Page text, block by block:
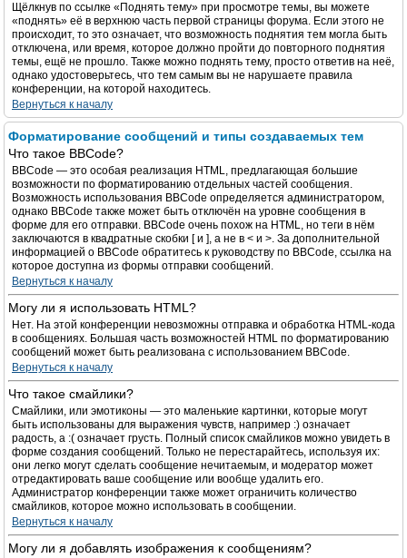
Щёлкнув по ссылке «Поднять тему» при просмотре темы, вы можете
«поднять» её в верхнюю часть первой страницы форума. Если этого не
происходит, то это означает, что возможность поднятия тем могла быть
отключена, или время, которое должно пройти до повторного поднятия
темы, ещё не прошло. Также можно поднять тему, просто ответив на неё,
однако удостоверьтесь, что тем самым вы не нарушаете правила
конференции, на которой находитесь.
Вернуться к началу
Форматирование сообщений и типы создаваемых тем
Что такое BBCode?
BBCode — это особая реализация HTML, предлагающая большие
возможности по форматированию отдельных частей сообщения.
Возможность использования BBCode определяется администратором,
однако BBCode также может быть отключён на уровне сообщения в
форме для его отправки. BBCode очень похож на HTML, но теги в нём
заключаются в квадратные скобки [ и ], а не в < и >. За дополнительной
информацией о BBCode обратитесь к руководству по BBCode, ссылка на
которое доступна из формы отправки сообщений.
Вернуться к началу
Могу ли я использовать HTML?
Нет. На этой конференции невозможны отправка и обработка HTML-кода
в сообщениях. Большая часть возможностей HTML по форматированию
сообщений может быть реализована с использованием BBCode.
Вернуться к началу
Что такое смайлики?
Смайлики, или эмотиконы — это маленькие картинки, которые могут
быть использованы для выражения чувств, например :) означает
радость, а :( означает грусть. Полный список смайликов можно увидеть в
форме создания сообщений. Только не перестарайтесь, используя их:
они легко могут сделать сообщение нечитаемым, и модератор может
отредактировать ваше сообщение или вообще удалить его.
Администратор конференции также может ограничить количество
смайликов, которое можно использовать в сообщении.
Вернуться к началу
Могу ли я добавлять изображения к сообщениям?